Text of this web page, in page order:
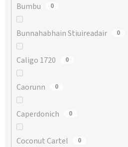
Bumbu 0
Bunnahabhain Stiuireadair 0
Caligo 1720 0
Caorunn 0
Caperdonich 0
Coconut Cartel 0